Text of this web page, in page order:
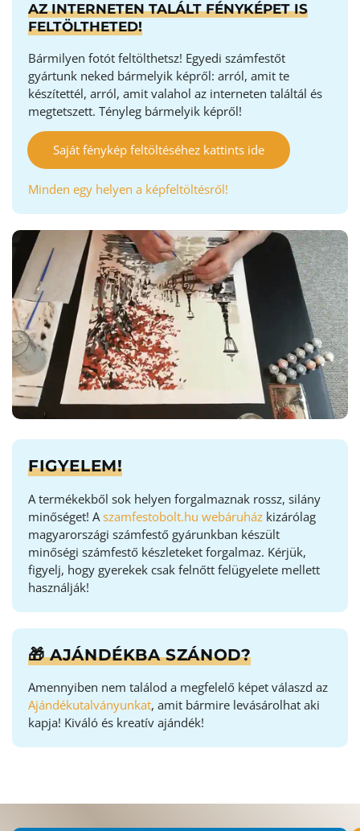
AZ INTERNETEN TALÁLT FÉNYKÉPET IS
FELTÖLTHETED!
Bármilyen fotót feltölthetsz! Egyedi számfestőt
gyártunk neked bármelyik képről: arról, amit te
készítettél, arról, amit valahol az interneten találtál és
megtetszett. Tényleg bármelyik képről!
Saját fénykép feltöltéséhez kattints ide
Minden egy helyen a képfeltöltésről!
FIGYELEM!
A termékekből sok helyen forgalmaznak rossz, silány
minőséget! A szamfestobolt.hu webáruház kizárólag
magyarországi számfestő gyárunkban készült
minőségi számfestő készleteket forgalmaz. Kérjük,
figyelj, hogy gyerekek csak felnőtt felügyelete mellett
használják!
🎁 AJÁNDÉKBA SZÁNOD?
Amennyiben nem találod a megfelelő képet válaszd az
Ajándékutalványunkat, amit bármire levásárolhat aki
kapja! Kiváló és kreatív ajándék!